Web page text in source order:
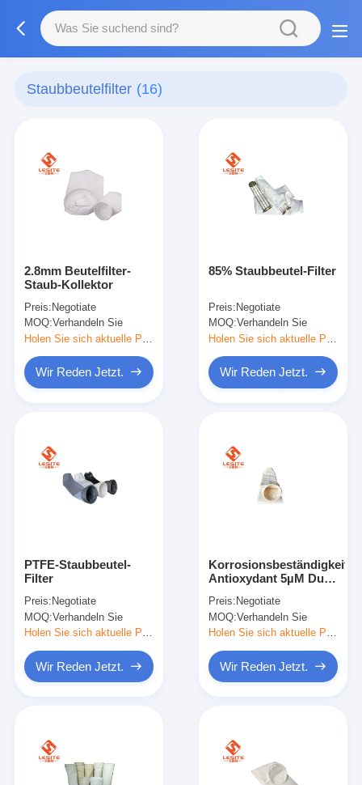
Staubbeutelfilter (16)
2.8mm Beutelfilter-
Staub-Kollektor
Preis: Negotiate
MOQ:Verhandeln Sie
Wir Reden Jetzt.
85% Staubbeutel-Filter
Preis: Negotiate
MOQ:Verhandeln Sie
Wir Reden Jetzt.
PTFE-Staubbeutel-
Filter
Preis: Negotiate
MOQ:Verhandeln Sie
Wir Reden Jetzt.
Korrosionsbeständigkeits-
Antioxydant 5µM Dust
Staub-Sammler
Preis: Negotiate
MOQ:Verhandeln Sie
Wir Reden Jetzt.